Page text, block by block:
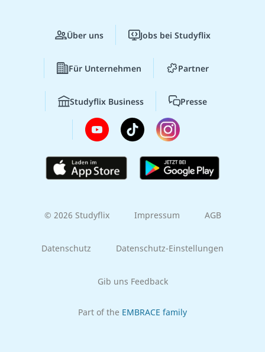
Über uns Jobs bei Studyflix
Für Unternehmen Partner
Studyflix Business Presse
© 2026 Studyflix Impressum AGB
Datenschutz Datenschutz-Einstellungen
Gib uns Feedback
Part of the EMBRACE family